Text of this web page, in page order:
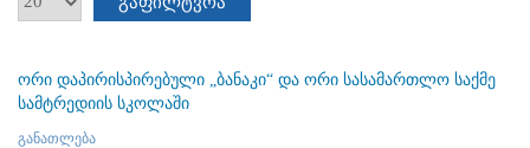
ორი დაპირისპირებული „ბანაკი“ და ორი სასამართლო საქმე
სამტრედიის სკოლაში
განათლება